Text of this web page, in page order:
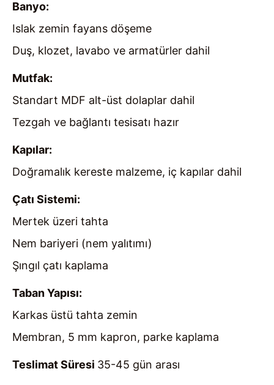
Banyo:
Islak zemin fayans döşeme
Duş, klozet, lavabo ve armatürler dahil
Mutfak:
Standart MDF alt-üst dolaplar dahil
Tezgah ve bağlantı tesisatı hazır
Kapılar:
Doğramalık kereste malzeme, iç kapılar dahil
Çatı Sistemi:
Mertek üzeri tahta
Nem bariyeri (nem yalıtımı)
Şıngıl çatı kaplama
Taban Yapısı:
Karkas üstü tahta zemin
Membran, 5 mm kapron, parke kaplama
Teslimat Süresi 35-45 gün arası